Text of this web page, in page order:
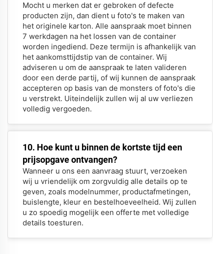
Mocht u merken dat er gebroken of defecte
producten zijn, dan dient u foto's te maken van
het originele karton. Alle aanspraak moet binnen
7 werkdagen na het lossen van de container
worden ingediend. Deze termijn is afhankelijk van
het aankomsttijdstip van de container. Wij
adviseren u om de aanspraak te laten valideren
door een derde partij, of wij kunnen de aanspraak
accepteren op basis van de monsters of foto's die
u verstrekt. Uiteindelijk zullen wij al uw verliezen
volledig vergoeden.
10. Hoe kunt u binnen de kortste tijd een
prijsopgave ontvangen?
Wanneer u ons een aanvraag stuurt, verzoeken
wij u vriendelijk om zorgvuldig alle details op te
geven, zoals modelnummer, productafmetingen,
buislengte, kleur en bestelhoeveelheid. Wij zullen
u zo spoedig mogelijk een offerte met volledige
details toesturen.